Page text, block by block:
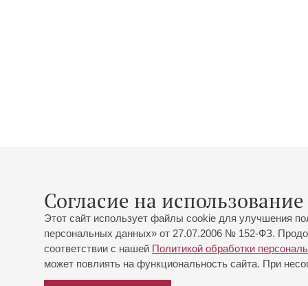
Согласие на
Этот сайт использует файлы cookie для улучшения
персональных данных» от 27.07.2006 № 152-ФЗ.
соответствии с нашей Политикой обработки
может повлиять на функциональность сайта. При